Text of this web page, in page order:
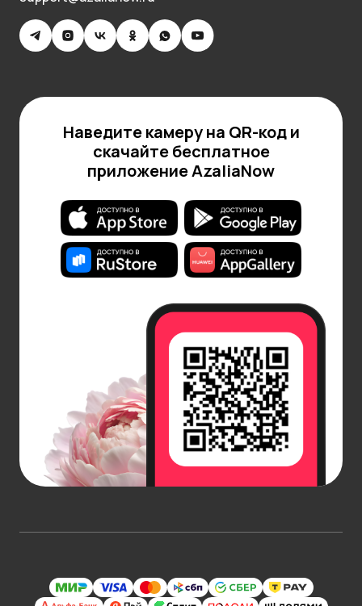
Наведите камеру на QR-код и
скачайте бесплатное
приложение AzaliaNow